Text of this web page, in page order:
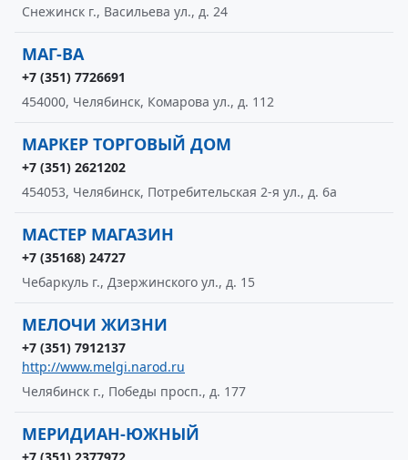
Снежинск г., Васильева ул., д. 24
МАГ-ВА
+7 (351) 7726691
454000, Челябинск, Комарова ул., д. 112
МАРКЕР ТОРГОВЫЙ ДОМ
+7 (351) 2621202
454053, Челябинск, Потребительская 2-я ул., д. 6а
МАСТЕР МАГАЗИН
+7 (35168) 24727
Чебаркуль г., Дзержинского ул., д. 15
МЕЛОЧИ ЖИЗНИ
+7 (351) 7912137
http://www.melgi.narod.ru
Челябинск г., Победы просп., д. 177
МЕРИДИАН-ЮЖНЫЙ